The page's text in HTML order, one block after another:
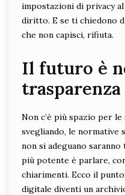
impostazioni di privacy al
diritto. E se ti chiedono
che non capisci, rifiuta.
Il futuro è
trasparenza
Non c’è più spazio per
svegliando, le normative
non si adeguano
più potente è parlare,
chiarimenti. Ecco il
digitale diventi un